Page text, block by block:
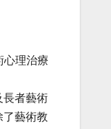
心理治療
長者藝術
了藝術教